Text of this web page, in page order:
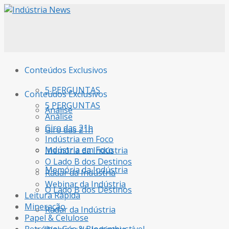
Conteúdos Exclusivos
5 PERGUNTAS
Análise
Giro das 21h
Indústria em Foco
Memória da Indústria
O Lado B dos Destinos
Radar da Indústria
Conteúdos Exclusivos
5 PERGUNTAS
Análise
Giro das 21h
Indústria em Foco
Memória da Indústria
O Lado B dos Destinos
Radar da Indústria
Webinar da Indústria
Leitura Rápida
Mineração
Papel & Celulose